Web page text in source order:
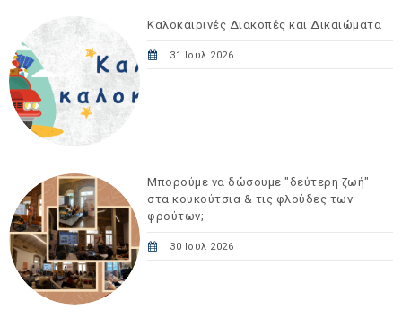
Καλοκαιρινές Διακοπές και Δικαιώματα
31 Ιουλ 2026
Μπορούμε να δώσουμε "δεύτερη ζωή"
στα κουκούτσια & τις φλούδες των
φρούτων;
30 Ιουλ 2026